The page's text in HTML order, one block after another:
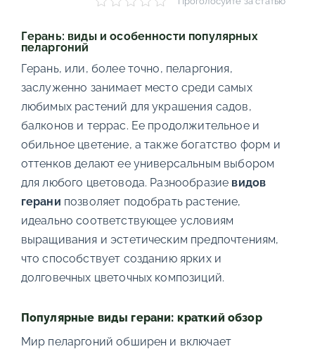
Герань: виды и особенности популярных
пеларгоний
Герань, или, более точно, пеларгония,
заслуженно занимает место среди самых
любимых растений для украшения садов,
балконов и террас. Ее продолжительное и
обильное цветение, а также богатство форм и
оттенков делают ее универсальным выбором
для любого цветовода. Разнообразие видов
герани позволяет подобрать растение,
идеально соответствующее условиям
выращивания и эстетическим предпочтениям,
что способствует созданию ярких и
долговечных цветочных композиций.
Популярные виды герани: краткий обзор
Мир пеларгоний обширен и включает